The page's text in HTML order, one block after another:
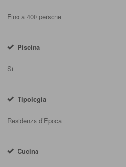
Fino a 400 persone
Piscina
Si
Tipologia
Residenza d’Epoca
Cucina